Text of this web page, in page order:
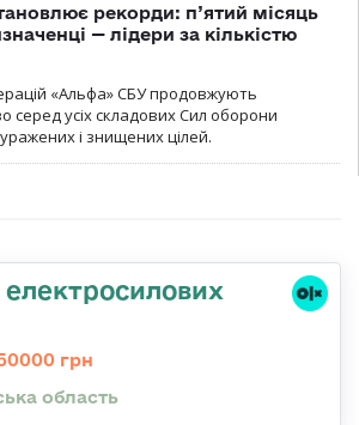
рекорди: п’ятий місяць
— лідери за кількістю
«Альфа» СБУ продовжують
серед усіх складових Сил оборони
і знищених цілей.
грн
область